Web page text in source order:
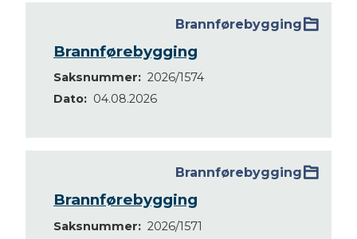
Brannførebygging
Brannførebygging
Saksnummer
2026/1574
Dato
04.08.2026
Brannførebygging
Brannførebygging
Saksnummer
2026/1571